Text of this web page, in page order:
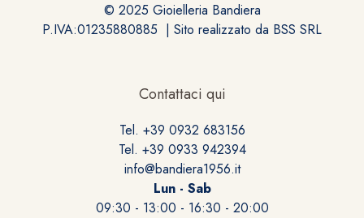
© 2025 Gioielleria Bandiera
P.IVA:01235880885 | Sito realizzato da BSS SRL
Contattaci qui
Tel. +39 0932 683156
Tel. +39 0933 942394
info@bandiera1956.it
Lun - Sab
09:30 - 13:00 - 16:30 - 20:00